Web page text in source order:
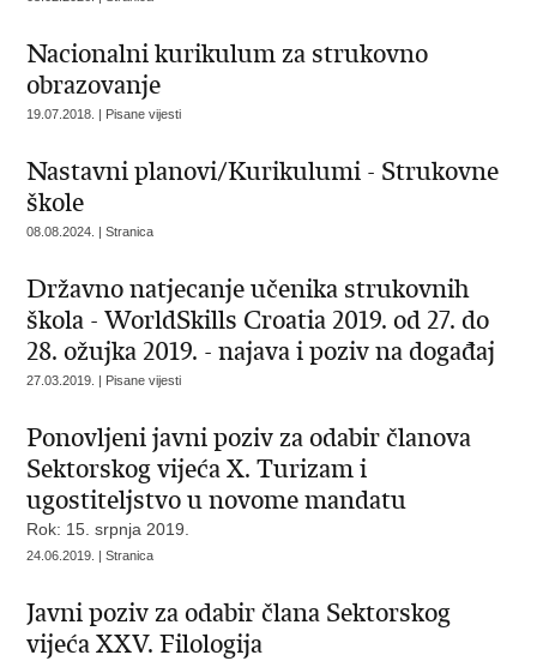
Nacionalni kurikulum za strukovno
obrazovanje
19.07.2018. | Pisane vijesti
Nastavni planovi/Kurikulumi - Strukovne
škole
08.08.2024. | Stranica
Državno natjecanje učenika strukovnih
škola - WorldSkills Croatia 2019. od 27. do
28. ožujka 2019. - najava i poziv na događaj
27.03.2019. | Pisane vijesti
Ponovljeni javni poziv za odabir članova
Sektorskog vijeća X. Turizam i
ugostiteljstvo u novome mandatu
Rok: 15. srpnja 2019.
24.06.2019. | Stranica
Javni poziv za odabir člana Sektorskog
vijeća XXV. Filologija